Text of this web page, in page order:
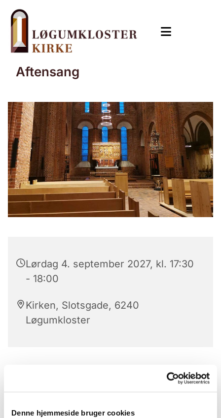
Denne hjemmeside bruger cookies
Aftensang
Lørdag 4. september 2027, kl. 17:30
- 18:00
Kirken, Slotsgade, 6240
Løgumkloster
Kom til aftensang i kirken - den bedste måde at